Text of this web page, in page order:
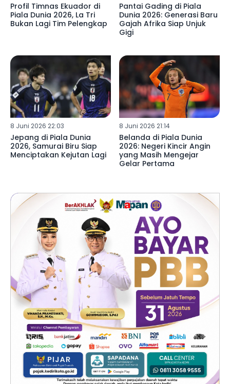
Profil Timnas Ekuador di
Piala Dunia 2026, La Tri
Bukan Lagi Tim Pelengkap
Pantai Gading di Piala
Dunia 2026: Generasi Baru
Gajah Afrika Siap Unjuk
Gigi
8 Juni 2026 22:03
Jepang di Piala Dunia
2026, Samurai Biru Siap
Menciptakan Kejutan Lagi
8 Juni 2026 21:14
Belanda di Piala Dunia
2026: Negeri Kincir Angin
yang Masih Mengejar
Gelar Pertama